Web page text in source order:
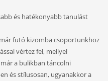
és hatékonyabb tanulást
futó kizomba csoportunkhoz
vértez fel, mellyel
a bulikban táncolni
és stílusosan, ugyanakkor a